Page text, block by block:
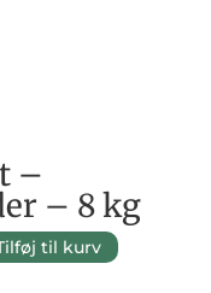
–
– 8 kg
til kurv